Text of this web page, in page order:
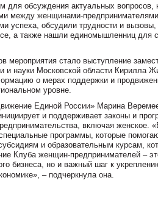
для обсуждения актуальных
между женщинами-
успеха, обсудили трудности и
а также нашли единомышленниц для
мероприятия стало выступление
и науки Московской области Кирилла
о мерах поддержки и
уровне.
Единой России» Марина
и поддерживает законы и
включая женское.
программы, которые
и образовательным курсам,
Клуба женщин-предпринимателей –
бизнеса, но и важный шаг к
– подчеркнула она.